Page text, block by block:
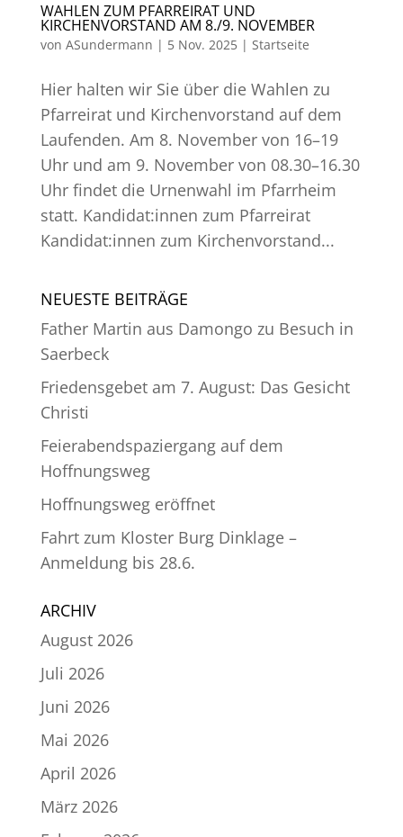
WAHLEN ZUM PFARREIRAT UND
KIRCHENVORSTAND AM 8./9. NOVEMBER
von ASundermann | 5 Nov. 2025| Startseite
Hier halten wir Sie über die Wahlen zu
Pfarreirat und Kirchenvorstand auf dem
Laufenden. Am 8. November von 16–19
Uhr und am 9. November von 08.30–16.30
Uhr findet die Urnenwahl im Pfarrheim
statt. Kandidat:innen zum Pfarreirat
Kandidat:innen zum Kirchenvorstand...
NEUESTE BEITRÄGE
Father Martin aus Damongo zu Besuch in
Saerbeck
Friedensgebet am 7. August: Das Gesicht
Christi
Feierabendspaziergang auf dem
Hoffnungsweg
Hoffnungsweg eröffnet
Fahrt zum Kloster Burg Dinklage –
Anmeldung bis 28.6.
ARCHIV
August 2026
Juli 2026
Juni 2026
Mai 2026
April 2026
März 2026